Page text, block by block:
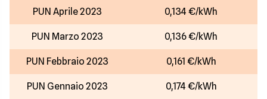
PUN Aprile 2023 0,134 €/kWh
PUN Marzo 2023 0,136 €/kWh
PUN Febbraio 2023 0,161 €/kWh
PUN Gennaio 2023 0,174 €/kWh